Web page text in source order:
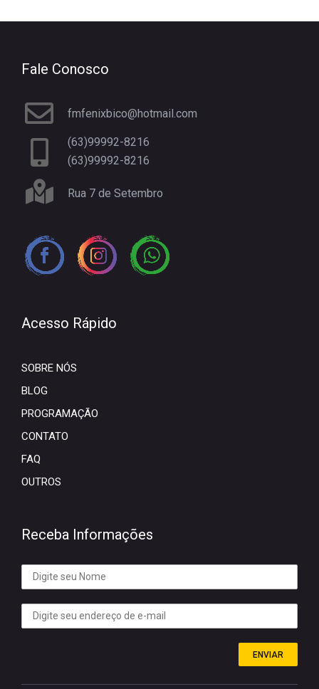
Fale Conosco
fmfenixbico@hotmail.com
(63)99992-8216
(63)99992-8216
Rua 7 de Setembro
Acesso Rápido
SOBRE NÓS
BLOG
PROGRAMAÇÃO
CONTATO
FAQ
OUTROS
Receba Informações
ENVIAR